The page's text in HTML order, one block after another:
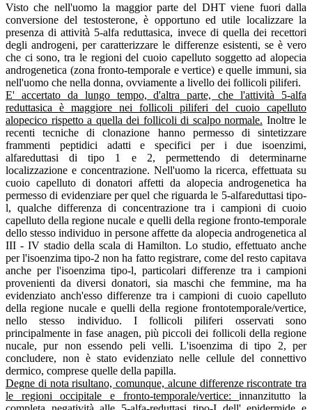
Visto che nell'uomo la maggior parte del DHT viene fuori dalla
conversione del testosterone, è opportuno ed utile localizzare la
presenza di attività 5-alfa reduttasica, invece di quella dei recettori
degli androgeni, per caratterizzare le differenze esistenti, se è vero
che ci sono, tra le regioni del cuoio capelluto soggetto ad alopecia
androgenetica (zona fronto-temporale e vertice) e quelle immuni, sia
nell'uomo che nella donna, ovviamente a livello dei follicoli piliferi.
E' accertato da lungo tempo, d'altra parte, che l'attività 5-alfa
reduttasica è maggiore nei follicoli piliferi del cuoio capelluto
alopecico rispetto a quella dei follicoli di scalpo normale. Inoltre le
recenti tecniche di clonazione hanno permesso di sintetizzare
frammenti peptidici adatti e specifici per i due isoenzimi,
alfareduttasi di tipo 1 e 2, permettendo di determinarne
localizzazione e concentrazione. Nell'uomo la ricerca, effettuata su
cuoio capelluto di donatori affetti da alopecia androgenetica ha
permesso di evidenziare per quel che riguarda le 5-alfareduttasi tipo-
l, qualche differenza di concentrazione tra i campioni di cuoio
capelluto della regione nucale e quelli della regione fronto-temporale
dello stesso individuo in persone affette da alopecia androgenetica al
III - IV stadio della scala di Hamilton. Lo studio, effettuato anche
per l'isoenzima tipo-2 non ha fatto registrare, come del resto capitava
anche per l'isoenzima tipo-l, particolari differenze tra i campioni
provenienti da diversi donatori, sia maschi che femmine, ma ha
evidenziato anch'esso differenze tra i campioni di cuoio capelluto
della regione nucale e quelli della regione frontotemporale/vertice,
nello stesso individuo. I follicoli piliferi osservati sono
principalmente in fase anagen, più piccoli dei follicoli della regione
nucale, pur non essendo peli velli. L'isoenzima di tipo 2, per
concludere, non è stato evidenziato nelle cellule del connettivo
dermico, comprese quelle della papilla.
Degne di nota risultano, comunque, alcune differenze riscontrate tra
le regioni occipitale e fronto-temporale/vertice:innanzitutto la